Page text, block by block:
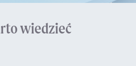
wiedzieć